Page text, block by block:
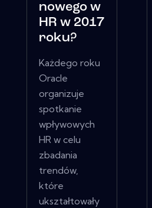
nowego w
HR w 2017
roku?
Każdego roku
Oracle
organizuje
spotkanie
wpływowych
HR w celu
zbadania
trendów,
które
ukształtowały